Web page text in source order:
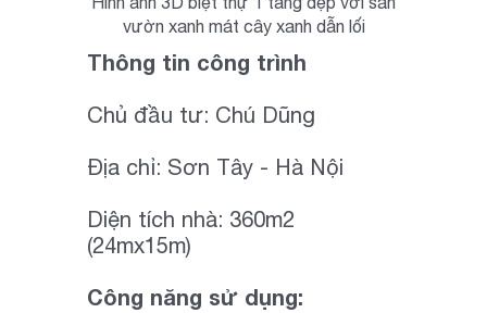
vườn xanh mát cây xanh dẫn lối
Thông tin công trình
Chủ đầu tư: Chú Dũng
Địa chỉ: Sơn Tây - Hà Nội
Diện tích nhà: 360m2
(24mx15m)
Công năng sử dụng: